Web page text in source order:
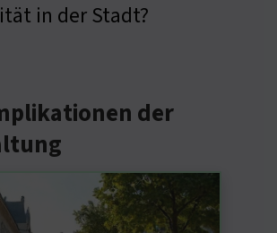
in der Stadt?
der